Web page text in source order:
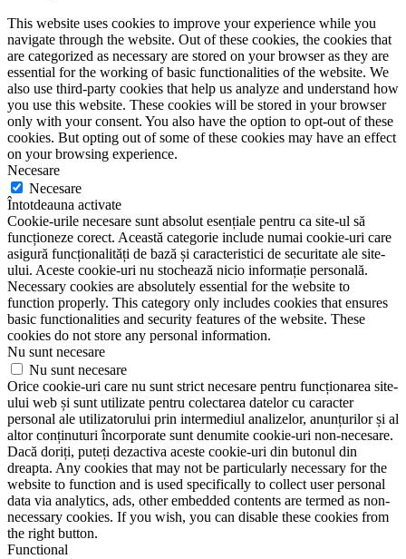
This website uses cookies to improve your experience while you
navigate through the website. Out of these cookies, the cookies that
are categorized as necessary are stored on your browser as they are
essential for the working of basic functionalities of the website. We
also use third-party cookies that help us analyze and understand how
you use this website. These cookies will be stored in your browser
only with your consent. You also have the option to opt-out of these
cookies. But opting out of some of these cookies may have an effect
on your browsing experience.
Necesare
Necesare
Întotdeauna activate
Cookie-urile necesare sunt absolut esențiale pentru ca site-ul să
funcționeze corect. Această categorie include numai cookie-uri care
asigură funcționalități de bază și caracteristici de securitate ale site-
ului. Aceste cookie-uri nu stochează nicio informație personală.
Necessary cookies are absolutely essential for the website to
function properly. This category only includes cookies that ensures
basic functionalities and security features of the website. These
cookies do not store any personal information.
Nu sunt necesare
Nu sunt necesare
Orice cookie-uri care nu sunt strict necesare pentru funcționarea site-
ului web și sunt utilizate pentru colectarea datelor cu caracter
personal ale utilizatorului prin intermediul analizelor, anunțurilor și al
altor conținuturi încorporate sunt denumite cookie-uri non-necesare.
Dacă doriți, puteți dezactiva aceste cookie-uri din butonul din
dreapta. Any cookies that may not be particularly necessary for the
website to function and is used specifically to collect user personal
data via analytics, ads, other embedded contents are termed as non-
necessary cookies. If you wish, you can disable these cookies from
the right button.
Functional